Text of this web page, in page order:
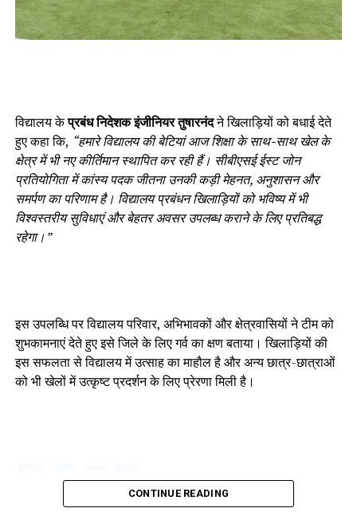
विद्यालय केप्रबंध निदेशक इंजीनियर तुषारनंदने खिलाड़ियों को बधाई देते
हुए कहा कि, “हमारे विद्यालय की बेटियां आज शिक्षा के साथ-साथ खेल के
क्षेत्र में भी नए कीर्तिमान स्थापित कर रही हैं। सीबीएसई ईस्ट जोन
प्रतियोगिता में कांस्य पदक जीतना उनकी कड़ी मेहनत, अनुशासन और
समर्पण का परिणाम है। विद्यालय प्रबंधन खिलाड़ियों को भविष्य में भी
विश्वस्तरीय सुविधाएं और बेहतर अवसर उपलब्ध कराने के लिए प्रतिबद्ध
रहेगा।”
इस उपलब्धि पर विद्यालय परिवार, अभिभावकों और क्षेत्रवासियों ने टीम को
शुभकामनाएं देते हुए इसे जिले के लिए गर्व का क्षण बताया। खिलाड़ियों की
इस सफलता से विद्यालय में उत्साह का माहौल है और अन्य छात्र-छात्राओं
को भी खेलों में उत्कृष्ट प्रदर्शन के लिए प्रेरणा मिली है।
Facebook
Twitter
WhatsApp
Share
CONTINUE READING